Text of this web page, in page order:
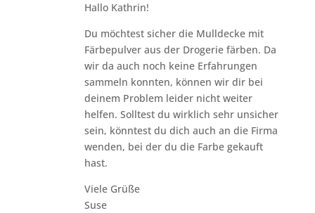
Hallo Kathrin!
Du möchtest sicher die Mulldecke mit
Färbepulver aus der Drogerie färben. Da
wir da auch noch keine Erfahrungen
sammeln konnten, können wir dir bei
deinem Problem leider nicht weiter
helfen. Solltest du wirklich sehr unsicher
sein, könntest du dich auch an die Firma
wenden, bei der du die Farbe gekauft
hast.
Viele Grüße
Suse